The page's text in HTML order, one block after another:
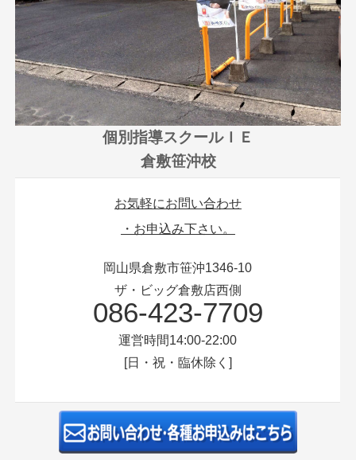
個別指導スクールＩＥ
倉敷笹沖校
お気軽にお問い合わせ
・お申込み下さい。
岡山県倉敷市笹沖1346-10
ザ・ビッグ倉敷店西側
086-423-7709
運営時間14:00-22:00
[日・祝・臨休除く]